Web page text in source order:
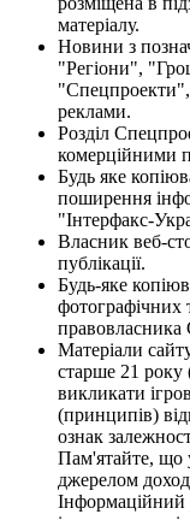
матеріалу.
Новини з
"Регіони",
реклами.
Розділ
комерційними
Будь яке
поширення
"Інтерфакс-
Власник веб-
публікації.
Будь-яке
фотографічних
правовласника
Матеріали
старше 21 року
викликати
(принципів)
ознак
Пам'ятайте, що
джерелом
Інформаційний